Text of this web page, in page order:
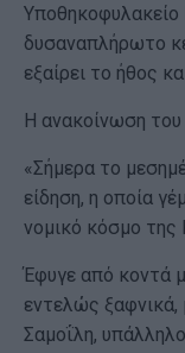
δυσαναπλήρωτο
εξαίρει το ήθος
Η ανακοίνωση
«Σήμερα το
είδηση, η οποία
νομικό κόσμο της
Έφυγε από κοντά
εντελώς
Σαμοΐλη,